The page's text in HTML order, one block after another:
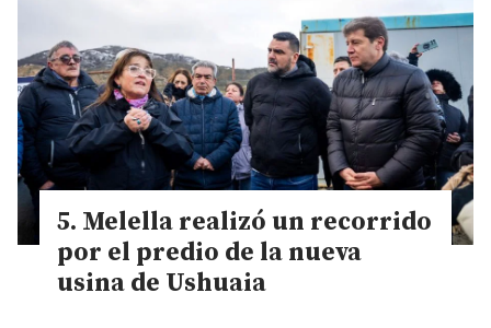
Melella realizó un recorrido
por el predio de la nueva
usina de Ushuaia